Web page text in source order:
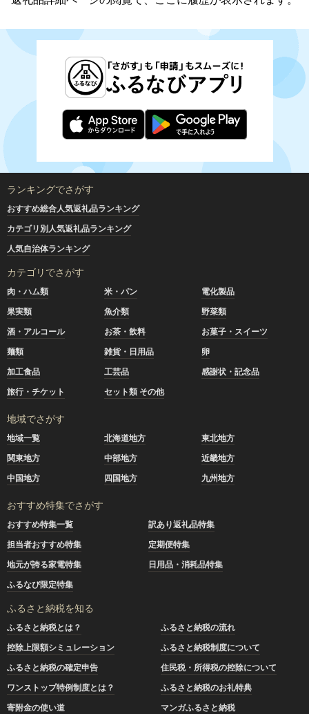
ランキングでさがす
おすすめ総合人気返礼品ランキング
カテゴリ別人気返礼品ランキング
人気自治体ランキング
カテゴリでさがす
肉・ハム類 米・パン
電化製品
果実類
魚介類
野菜類
酒・アルコール
お茶・飲料
お菓子・スイーツ
麺類
雑貨・日用品
卵
加工食品
工芸品
感謝状・記念品
旅行・チケット
セット類 その他
地域でさがす
地域一覧 北海道地方
東北地方
関東地方
中部地方
近畿地方
中国地方
四国地方 九州地方
おすすめ特集でさがす
おすすめ特集一覧
訳あり返礼品特集
担当者おすすめ特集
定期便特集
地元が誇る家電特集
日用品・消耗品特集
ふるなび限定特集
ふるさと納税を知る
ふるさと納税とは？
ふるさと納税の流れ
控除上限額シミュレーション
ふるさと納税制度について
ふるさと納税の確定申告
住民税・所得税の控除について
ワンストップ特例制度とは？
ふるさと納税のお礼特典
寄附金の使い道
マンガふるさと納税